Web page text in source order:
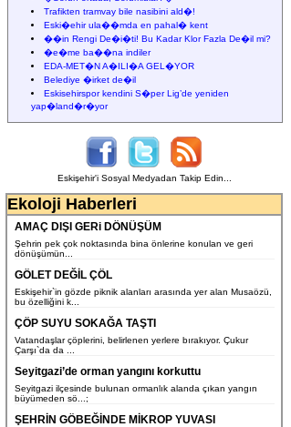
Trafikten tramvay bile nasibini ald�!
Eski�ehir ula��mda en pahal� kent
��in Rengi De�i�ti! Bu Kadar Klor Fazla De�il mi?
�e�me ba��na indiler
EDA-MET�N A�ILI�A GEL�YOR
Belediye �irket de�il
Eskisehirspor kendini S�per Lig’de yeniden
yap�land�r�yor
Eskişehir'i Sosyal Medyadan Takip Edin...
Ekoloji Haberleri
AMAÇ DIŞI GERi DÖNÜŞÜM
Şehrin pek çok noktasında bina önlerine konulan ve geri
dönüşümün...
GÖLET DEĞİL ÇÖL
Eskişehir`in gözde piknik alanları arasında yer alan Musaözü,
bu özelliğini k...
ÇÖP SUYU SOKAĞA TAŞTI
Vatandaşlar çöplerini, belirlenen yerlere bırakıyor. Çukur
Çarşı`da da ...
Seyitgazi’de orman yangını korkuttu
Seyitgazi ilçesinde bulunan ormanlık alanda çıkan yangın
büyümeden sö...;
ŞEHRİN GÖBEĞİNDE MİKROP YUVASI